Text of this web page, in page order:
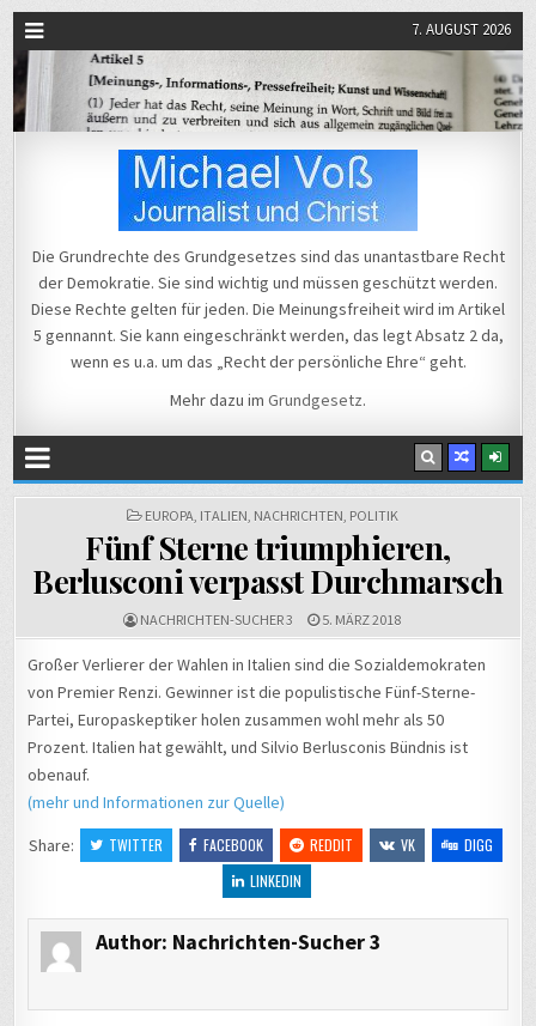
7. AUGUST 2026
Michael Voß
Die Grundrechte des Grundgesetzes sind das unantastbare Recht
der Demokratie. Sie sind wichtig und müssen geschützt werden.
Diese Rechte gelten für jeden. Die Meinungsfreiheit wird im Artikel
5 gennannt. Sie kann eingeschränkt werden, das legt Absatz 2 da,
wenn es u.a. um das „Recht der persönliche Ehre“ geht.
Mehr dazu im Grundgesetz.
POSTED
IN
EUROPA, ITALIEN, NACHRICHTEN, POLITIK
Fünf Sterne triumphieren,
Berlusconi verpasst Durchmarsch
NACHRICHTEN-SUCHER 3 5. MÄRZ 2018
Großer Verlierer der Wahlen in Italien sind die Sozialdemokraten
von Premier Renzi. Gewinner ist die populistische Fünf-Sterne-
Partei, Europaskeptiker holen zusammen wohl mehr als 50
Prozent. Italien hat gewählt, und Silvio Berlusconis Bündnis ist
obenauf.
(mehr und Informationen zur Quelle)
Share:
TWITTER FACEBOOK REDDIT VK
DIGG
LINKEDIN
Author: Nachrichten-Sucher 3